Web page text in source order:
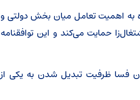
به اهمیت تعامل میان بخش دولتی و
حمایت می‌کند و این توافقنامه
فسا ظرفیت تبدیل شدن به یکی از